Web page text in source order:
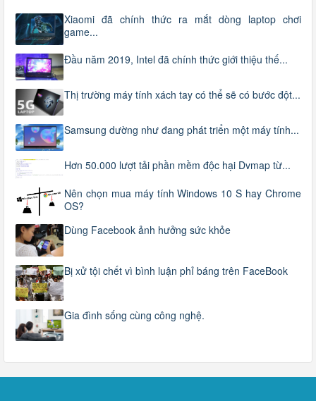
Xiaomi đã chính thức ra mắt dòng laptop chơi
game...
Đầu năm 2019, Intel đã chính thức giới thiệu thế...
Thị trường máy tính xách tay có thể sẽ có bước đột...
Samsung dường như đang phát triển một máy tính...
Hơn 50.000 lượt tải phần mềm độc hại Dvmap từ...
Nên chọn mua máy tính Windows 10 S hay Chrome
OS?
Dùng Facebook ảnh hưởng sức khỏe
Bị xử tội chết vì bình luận phỉ báng trên FaceBook
Gia đình sống cùng công nghệ.